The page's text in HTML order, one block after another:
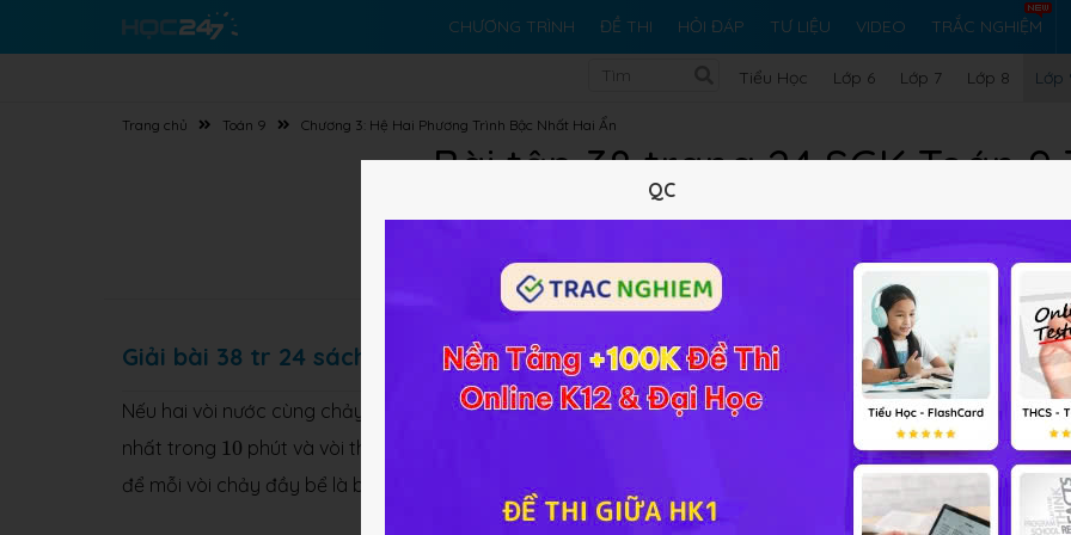
CHƯƠNG TRÌNH ĐỀ THI HỎI ĐÁP TƯ LIỆU VIDEO TRẮC NGHIỆM
Tiểu Học Lớp 6 Lớp 7 Lớp 8 Lớp
Trang chủ Toán 9 Chương 3: Hệ Hai Phương Trình Bậc Nhất Hai Ẩn
Bài tập 38 trang 24 SGK Toán 9
5 trắc nghiệm
Lý thuyết 5Trắc nghiệm 9BT SGK 103FAQ
Giải bài 38 tr 24 sách GK Toán 9 Tập 2
Nếu hai vòi nước cùng chảy vào một bể cạn (không có nước) thì bể sẽ đầy trong giờ20
20phút. Nếu mở vòi
nhất trong 10
10 phút và vòi thứ hai trong
15
bể nước. Hỏi nếu mở riêng từng vòi thì thời
để mỗi vòi chảy đầy bể là bao nhiêu ?
QC